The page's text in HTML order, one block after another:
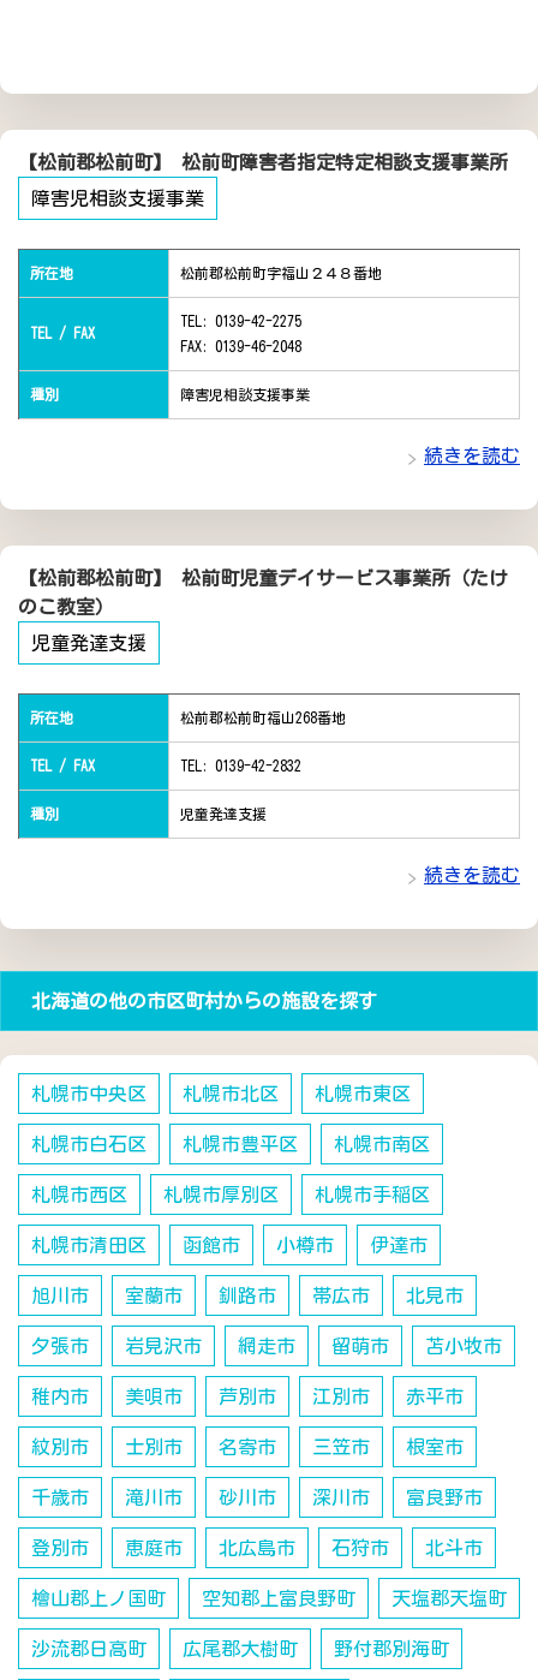
【松前郡松前町】 松前町障害者指定特定相談支援事業所
障害児相談支援事業
所在地 松前郡松前町字福山２４８番地
TEL / FAX
TEL: 0139-42-2275
FAX: 0139-46-2048
種別 障害児相談支援事業
続きを読む
【松前郡松前町】 松前町児童デイサービス事業所（たけ
のこ教室）
児童発達支援
所在地 松前郡松前町福山268番地
TEL / FAX TEL: 0139-42-2832
種別 児童発達支援
続きを読む
北海道の他の市区町村からの施設を探す
札幌市中央区 札幌市北区 札幌市東区
札幌市白石区 札幌市豊平区 札幌市南区
札幌市西区 札幌市厚別区 札幌市手稲区
札幌市清田区 函館市 小樽市 伊達市
旭川市 室蘭市 釧路市 帯広市 北見市
夕張市 岩見沢市 網走市 留萌市 苫小牧市
稚内市 美唄市 芦別市 江別市 赤平市
紋別市 士別市 名寄市 三笠市 根室市
千歳市 滝川市 砂川市 深川市 富良野市
登別市 恵庭市 北広島市 石狩市 北斗市
檜山郡上ノ国町 空知郡上富良野町 天塩郡天塩町
沙流郡日高町 広尾郡大樹町 野付郡別海町